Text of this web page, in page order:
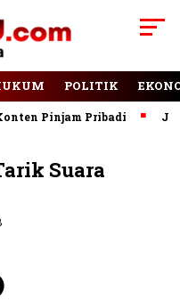
POLITIK
Pinjam Pribadi Jalan
Suara